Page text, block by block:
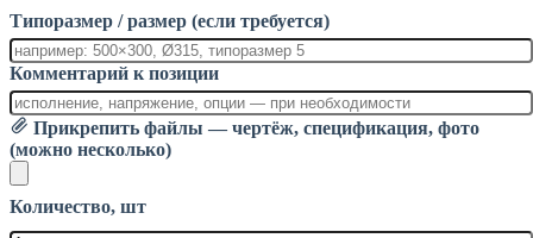
Типоразмер / размер (если требуется)
Комментарий к позиции
Прикрепить файлы — чертёж, спецификация, фото
(можно несколько)
Количество, шт